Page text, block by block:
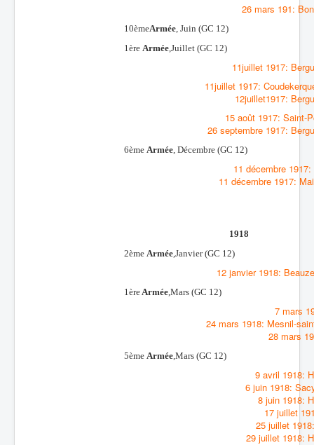
26 mars 191:
10èmeArmée , Juin (GC 12)
1ère Armée ,Juillet (GC 12)
11juillet 1917:
11juillet 1917:
12juillet1917:
15 août 1917: Saint-
26 septembre 1917:
6ème Armée , Décembre (GC 12)
11 décembre
11 décembre 1917:
1918
2ème Armée ,Janvier(GC 12)
12 janvier 1918:
1ère Armée ,Mars (GC 12)
7 mars
24 mars 1918: Mesnil-
28 mars
5ème Armée ,Mars (GC 12)
9 avril 1918:
6 juin 1918:
8 juin 1918:
17 juillet
25 juillet
29 juillet 1918: